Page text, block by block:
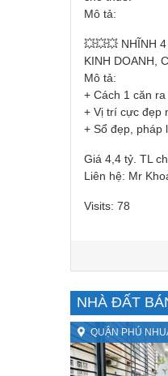
Mô tả:
💥💥💥 NHĨNH
KINH DOANH,
Mô tả:
+ Cách 1 căn
+ Vị trí cực đẹp
+ Sổ đẹp, pháp
Giá 4,4 tỷ. TL
Liên hệ: Mr
Visits: 78
NHÀ ĐẤT
QUẬN PHÚ